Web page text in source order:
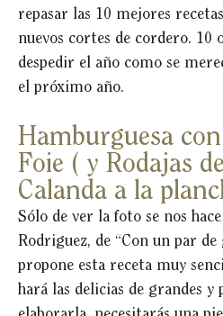
repasar las 10 mejores
nuevos cortes de cordero. 10
despedir el año como se
el próximo año.
Hamburguesa
Foie ( y Rodajas
Calanda a la
Sólo de ver la foto se nos
Rodriguez, de “Con un par de
propone esta receta muy
hará las delicias de grandes y